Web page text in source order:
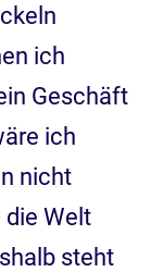
ich
Geschäft
ich
nicht
die Welt
steht